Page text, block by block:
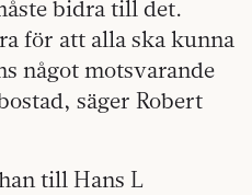
bidra till det.
för att alla ska kunna
något motsvarande
säger Robert
till Hans L